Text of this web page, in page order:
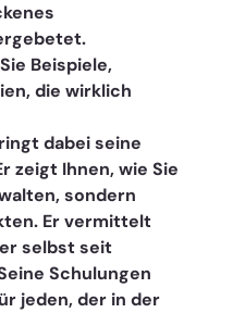
Beispiele,
die wirklich
dabei seine
zeigt Ihnen, wie Sie
sondern
Er vermittelt
selbst seit
Schulungen
jeden, der in der